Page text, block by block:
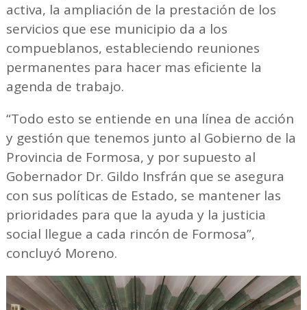
activa, la ampliación de la prestación de los
servicios que ese municipio da a los
compueblanos, estableciendo reuniones
permanentes para hacer mas eficiente la
agenda de trabajo.
“Todo esto se entiende en una línea de acción
y gestión que tenemos junto al Gobierno de la
Provincia de Formosa, y por supuesto al
Gobernador Dr. Gildo Insfrán que se asegura
con sus políticas de Estado, se mantener las
prioridades para que la ayuda y la justicia
social llegue a cada rincón de Formosa”,
concluyó Moreno.